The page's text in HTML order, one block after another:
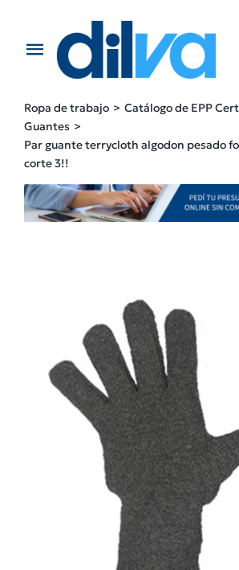
contentToggle
EMPRESA
PRODUCTOS
Ropa de trabajo
Catálogo de EPP
Guantes
Par guante terrycloth algodon pesado
corte 3!!